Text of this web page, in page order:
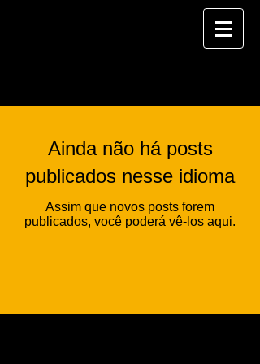
Ainda não há posts
publicados nesse idioma
Assim que novos posts forem
publicados, você poderá vê-los aqui.